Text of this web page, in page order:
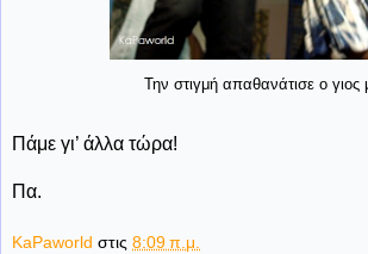
Την στιγμή απαθανάτισε ο γιος
Πάμε γι’ άλλα τώρα!
Πα.
KaPaworld στις 8:09 π.μ.